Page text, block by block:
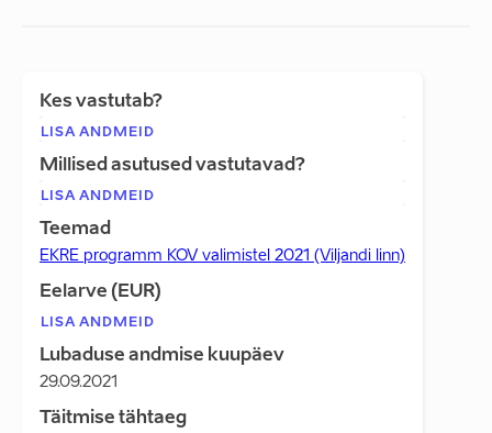
Kes vastutab?
LISA ANDMEID
Millised asutused vastutavad?
LISA ANDMEID
Teemad
EKRE programm KOV valimistel 2021 (Viljandi linn)
Eelarve (EUR)
LISA ANDMEID
Lubaduse andmise kuupäev
29.09.2021
Täitmise tähtaeg